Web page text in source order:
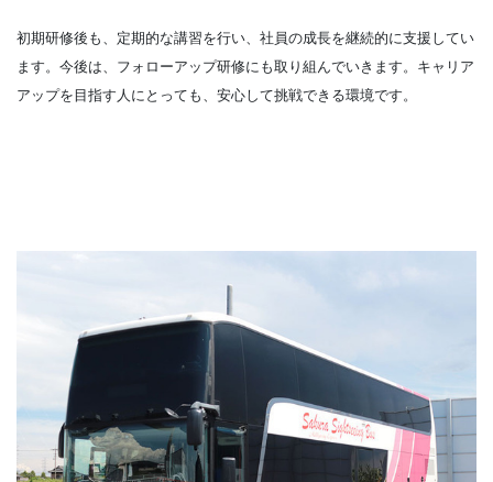
初期研修後も、定期的な講習を行い、社員の成長を継続的に支援してい
ます。今後は、フォローアップ研修にも取り組んでいきます。キャリア
アップを目指す人にとっても、安心して挑戦できる環境です。